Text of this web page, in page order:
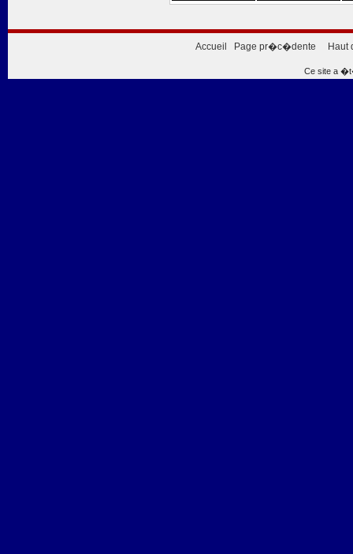
Accueil Page pr�c�dente Haut
Ce site a